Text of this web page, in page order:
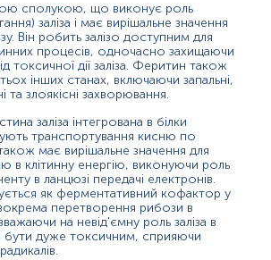
феритину, більшість
місця в організмі. Ферропортин
залізовідвідним
експорт заліза з
транспортуванням заліза за межі
залізо перетворюється на
заліза в кровообігу.
заліза є кістковий мозок, де
включення в молекулу гемоглобіну.
близько 4000 мг заліза, з яких
в еритроцитах; 1000 мг
і печінкових макрофагах, а
в різних білках, таких як Mb,
сполукою, що виконує роль
заліза і має вирішальне значення
Він робить залізо доступним для
процесів, одночасно захищаючи
токсичної дії заліза. Феритин також
інших станах, включаючи запальні,
та злоякісні захворювання.
заліза інтегрована в білки
транспортування кисню по
має вирішальне значення для
в клітинну енергію, виконуючи роль
в ланцюзі передачі електронів.
як ферментативний кофактор у
перетворення рибози в
на невід'ємну роль заліза в
бути дуже токсичним, сприяючи